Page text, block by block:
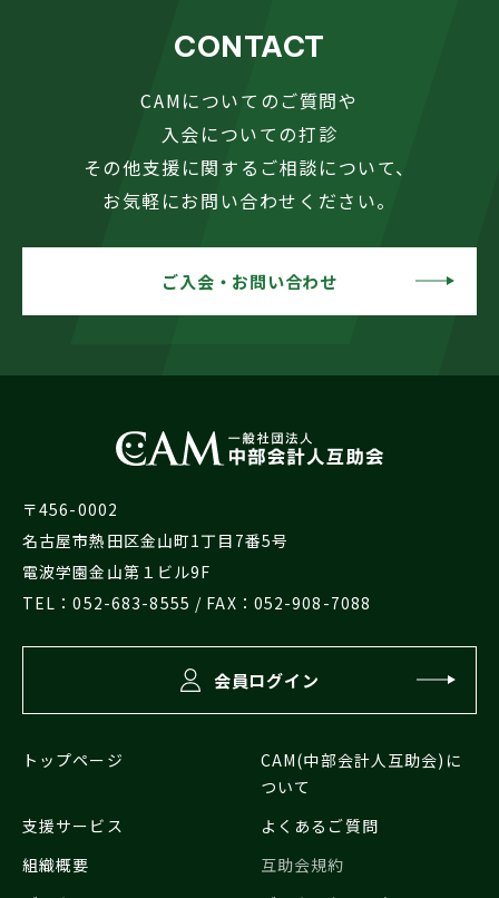
CONTACT
CAMについてのご質問や
入会についての打診
その他支援に関するご相談について、
お気軽にお問い合わせください。
ご入会・お問い合わせ
〒456-0002
名古屋市熱田区金山町1丁目7番5号
電波学園金山第１ビル9F
TEL：052-683-8555 / FAX：052-908-7088
会員ログイン
トップページ
CAM(中部会計人互助会)に
ついて
支援サービス
よくあるご質問
組織概要
互助会規約